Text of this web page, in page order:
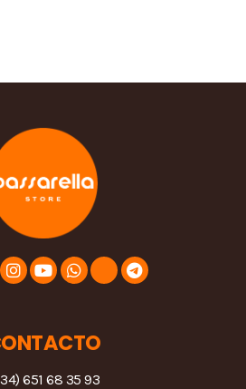
651 68 35 93